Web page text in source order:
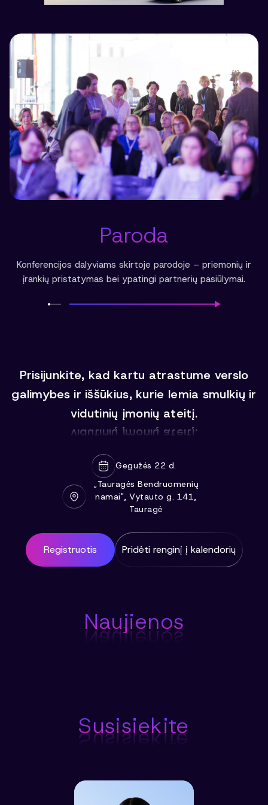
Paroda
Konferencijos dalyviams skirtoje parodoje – priemonių ir
įrankių pristatymas bei ypatingi partnerių pasiūlymai.
Prisijunkite, kad kartu atrastume verslo
galimybes ir iššūkius, kurie lemia smulkių ir
vidutinių įmonių ateitį.
Prisijunkite, kad kartu atrastume verslo
galimybes ir iššūkius, kurie lemia smulkių ir
vidutinių įmonių ateitį.
Gegužės 22 d.
„Tauragės Bendruomenių
namai", Vytauto g. 141,
Tauragė
Registruotis Pridėti renginį į kalendorių
Naujienos
Naujienos
Susisiekite
Susisiekite